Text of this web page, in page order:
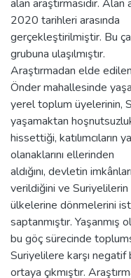
alan araştırmasıdır.
2020 tarihleri arasında
gerçekleştirilmiştir. Bu
grubuna ulaşılmıştır.
Araştırmadan elde
Önder mahallesinde
yerel toplum üyelerinin,
yaşamaktan
hissettiği, katılımcıların
olanaklarını ellerinden
aldığını, devletin
verildiğini ve Suriyelilerin
ülkelerine dönmelerini
saptanmıştır. Yaşanmış
bu göç sürecinde
Suriyelilere karşı negatif
ortaya çıkmıştır.